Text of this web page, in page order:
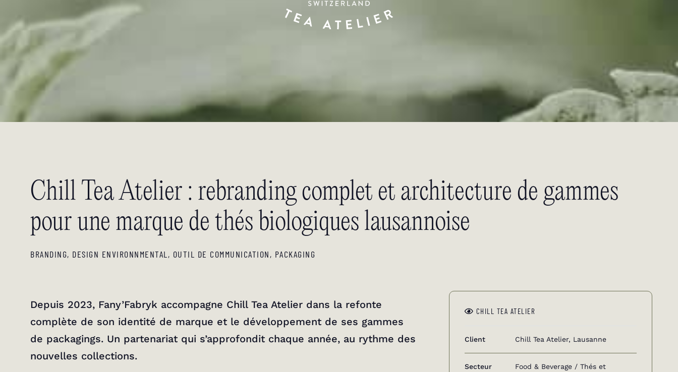
Chill Tea Atelier : rebranding complet et architecture de gammes
pour une marque de thés biologiques lausannoise
BRANDING, DESIGN ENVIRONNMENTAL , OUTIL DE COMMUNICATION, PACKAGING
Depuis 2023, Fany’Fabryk accompagne Chill Tea Atelier dans la refonte
complète de son identité de marque et le développement de ses gammes
de packagings. Un partenariat qui s’approfondit chaque année, au rythme des
nouvelles collections.
CHILL TEA ATELIER
Client Chill Tea Atelier, Lausanne
Secteur
Food & Beverage / Thés et